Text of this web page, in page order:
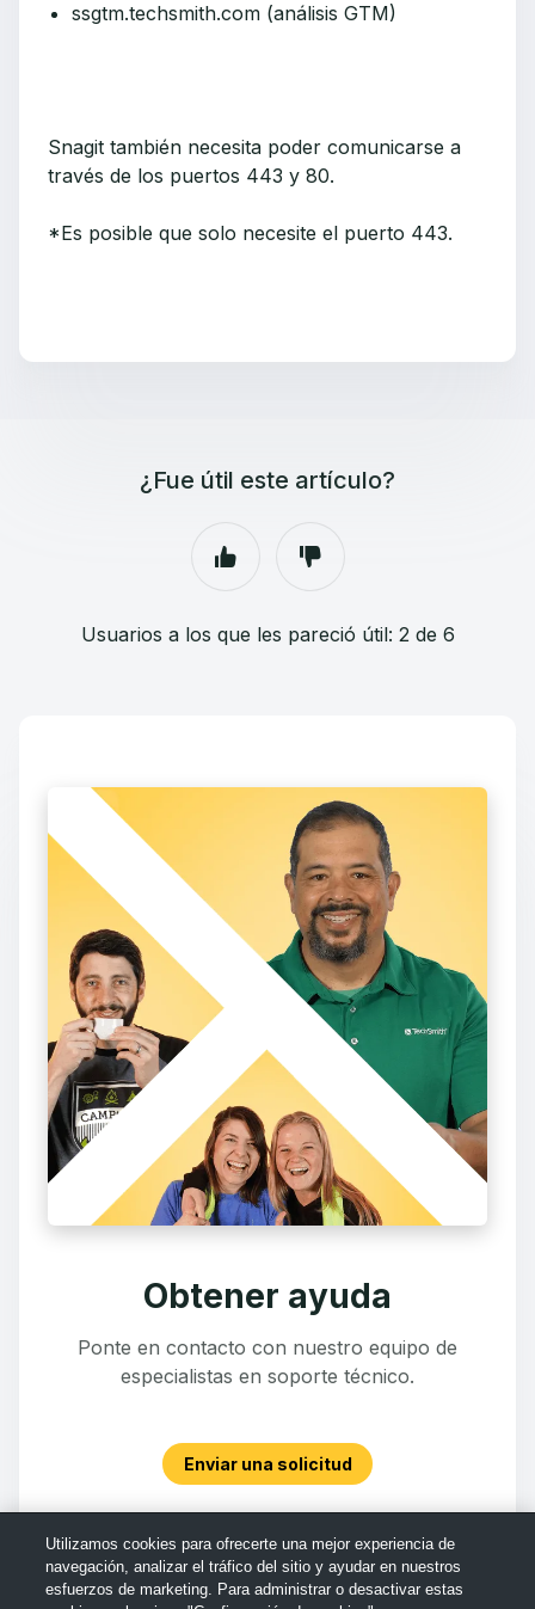
ssgtm.techsmith.com (análisis GTM)
Snagit también necesita poder comunicarse a
través de los puertos 443 y 80.
*Es posible que solo necesite el puerto 443.
¿Fue útil este artículo?
Usuarios a los que les pareció útil: 2 de 6
Obtener ayuda
Ponte en contacto con nuestro equipo de
especialistas en soporte técnico.
Enviar una solicitud
Utilizamos cookies para ofrecerte una mejor experiencia de
navegación, analizar el tráfico del sitio y ayudar en nuestros
esfuerzos de marketing. Para administrar o desactivar estas